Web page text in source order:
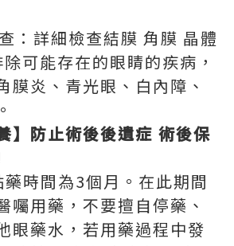
：詳細檢查結膜 角膜 晶體
可能存在的眼睛的疾病，
膜炎、青光眼、白內障、
防止術後後遺症 術後保
時間為3個月。在此期間
囑用藥，不要擅自停藥、
眼藥水，若用藥過程中發